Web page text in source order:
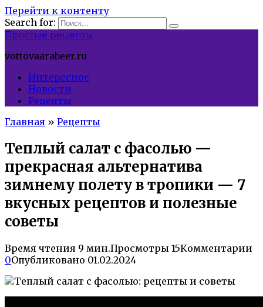
Перейти к контенту
Search for:
Простые рецепты
vottovaarabeer.ru
Интересное
Новости
Рецепты
Главная » Рецепты
Теплый салат с фасолью —
прекрасная альтернатива
зимнему полету в тропики — 7
вкусных рецептов и полезные
советы
Время чтения 9 мин.Просмотры 15Комментарии
0Опубликовано 01.02.2024